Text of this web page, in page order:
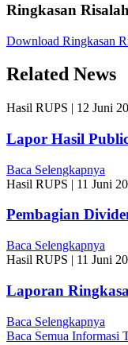
Ringkasan
Download Ringkasan
Related News
Hasil RUPS | 12 Juni
Lapor Hasil
Baca Selengkapnya
Hasil RUPS | 11 Juni
Pembagian
Baca Selengkapnya
Hasil RUPS | 11 Juni
Laporan
Baca Selengkapnya
Baca Semua Informasi